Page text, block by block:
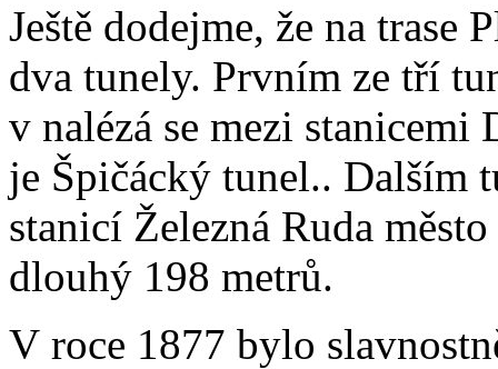
Ještě dodejme, že na trase
dva tunely. Prvním ze tří
v nalézá se mezi stanicemi
je Špičácký tunel.. Dalším
stanicí Železná Ruda
dlouhý 198 metrů.
V roce 1877 bylo